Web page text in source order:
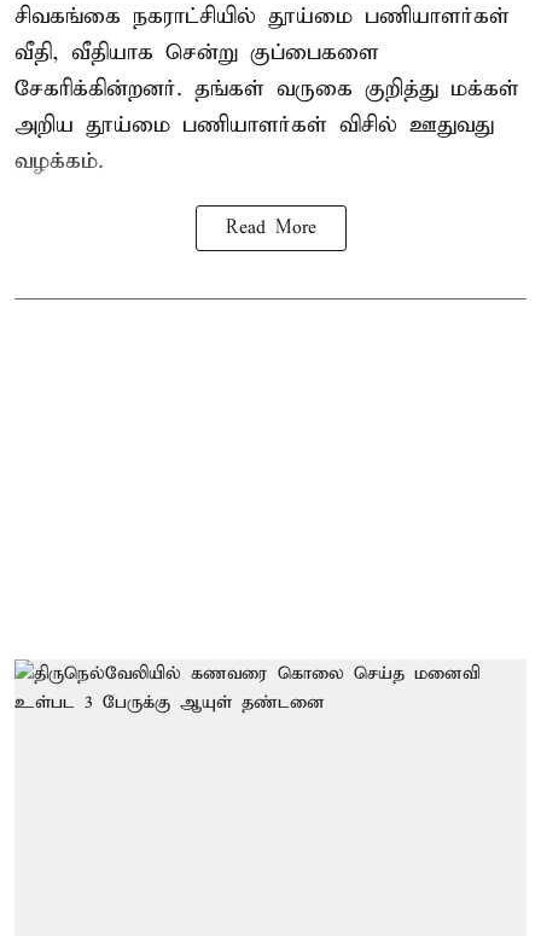
சிவகங்கை நகராட்சியில் தூய்மை பணியாளர்கள்
வீதி, வீதியாக சென்று குப்பைகளை
சேகரிக்கின்றனர். தங்கள் வருகை குறித்து மக்கள்
அறிய தூய்மை பணியாளர்கள் விசில் ஊதுவது
வழக்கம்.
Read More